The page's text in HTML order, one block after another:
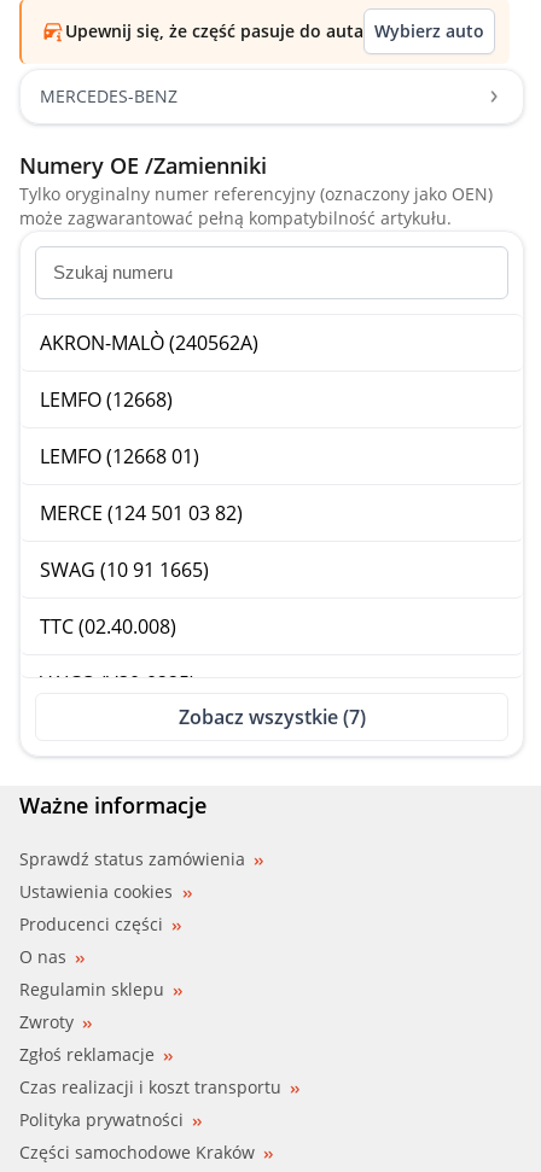
Upewnij się, że część pasuje do auta Wybierz auto
MERCEDES-BENZ
Numery OE /Zamienniki
Tylko oryginalny numer referencyjny (oznaczony jako OEN)
może zagwarantować pełną kompatybilność artykułu.
AKRON-MALÒ (240562A)
LEMFO (12668)
LEMFO (12668 01)
MERCE (124 501 03 82)
SWAG (10 91 1665)
TTC (02.40.008)
VAICO (V30-0225)
Zobacz wszystkie (7)
Ważne informacje
Sprawdź status zamówienia
Ustawienia cookies
Producenci części
O nas
Regulamin sklepu
Zwroty
Zgłoś reklamacje
Czas realizacji i koszt transportu
Polityka prywatności
Części samochodowe Kraków